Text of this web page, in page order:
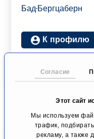
Согласие
Этот сайт
Мы используем
трафик,
рекламу, а также
Бад-Бергцаберн
К профилю